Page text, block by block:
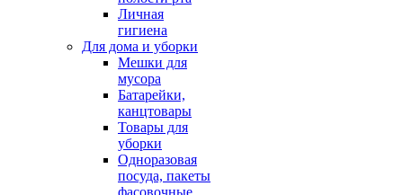
Личная
гигиена
Для дома и уборки
Мешки для
мусора
Батарейки,
канцтовары
Товары для
уборки
Одноразовая
посуда, пакеты
фасовочные